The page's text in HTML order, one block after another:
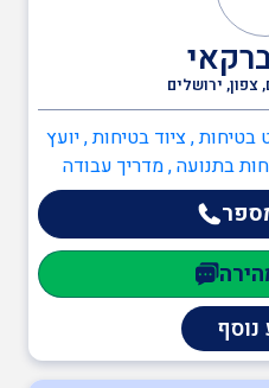
צפון, ירושלים
, ציוד בטיחות , יועץ
בתנועה , מדריך עבודה
, ממונה בטיחות בעבודה ,
ענף הבנייה , ממונה בטיחות
, עד מומחה
נוסף